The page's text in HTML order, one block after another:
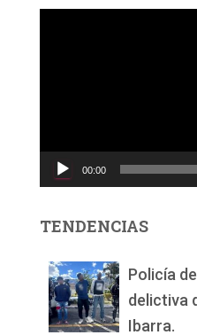
c
d
00:00
TENDENCIAS
Policía
delictiva
Ibarra.